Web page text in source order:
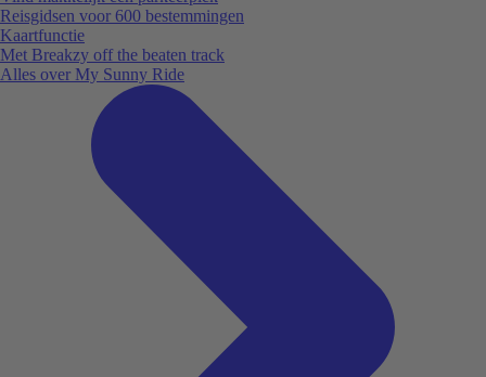
Reisgidsen voor 600 bestemmingen
Kaartfunctie
Met Breakzy off the beaten track
Alles over My Sunny Ride